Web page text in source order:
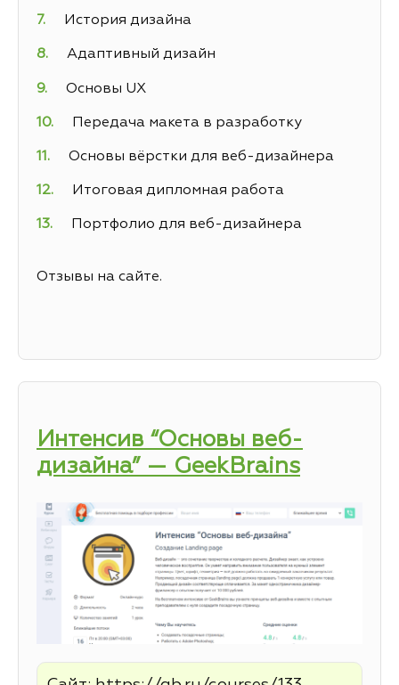
История дизайна
Адаптивный дизайн
Основы UX
Передача макета в разработку
Основы вёрстки для веб-дизайнера
Итоговая дипломная работа
Портфолио для веб-дизайнера
Отзывы на сайте.
Интенсив “Основы веб-
дизайна” — GeekBrains